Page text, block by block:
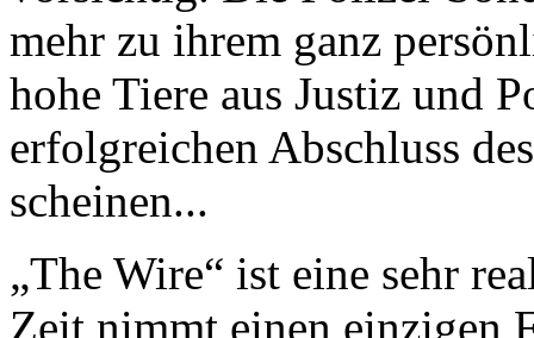
mehr zu ihrem ganz
hohe Tiere aus Justiz und
erfolgreichen Abschluss
scheinen...
„The Wire“ ist eine sehr
Zeit nimmt einen einzigen